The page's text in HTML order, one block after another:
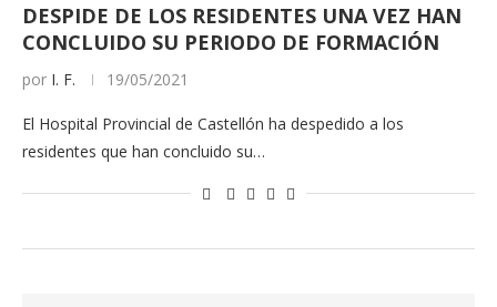
DESPIDE DE LOS RESIDENTES UNA VEZ HAN
CONCLUIDO SU PERIODO DE FORMACIÓN
por I. F. 19/05/2021
El Hospital Provincial de Castellón ha despedido a los
residentes que han concluido su…